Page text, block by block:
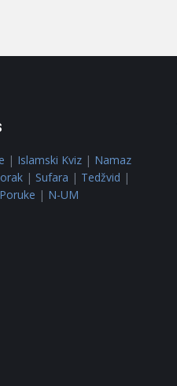
| Islamski Kviz | Namaz
| Sufara | Tedžvid |
| N-UM